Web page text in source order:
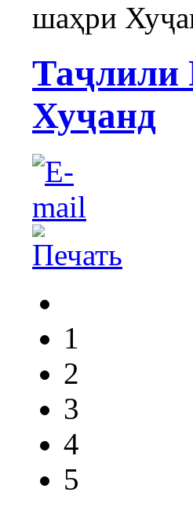
шаҳри
Таҷлили
Хуҷанд
1
2
3
4
5